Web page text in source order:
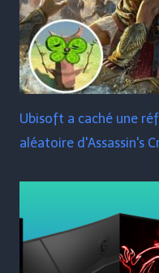
Ubisoft a caché une
aléatoire d'Assassin's